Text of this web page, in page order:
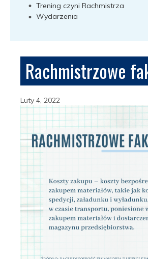
Trening czyni Rachmistrza
Wydarzenia
Rachmistrzowe
Luty 4, 2022